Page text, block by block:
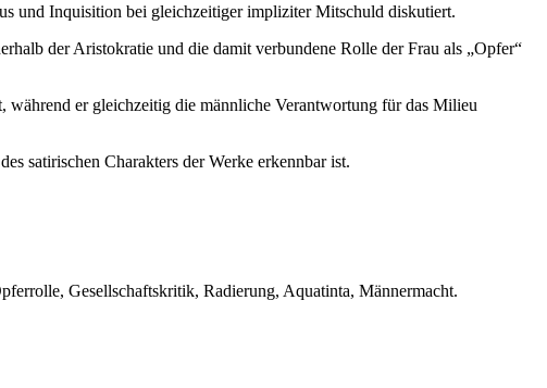
und Inquisition bei gleichzeitiger impliziter Mitschuld diskutiert.
der Aristokratie und die damit verbundene Rolle der Frau als „Opfer“
während er gleichzeitig die männliche Verantwortung für das Milieu
satirischen Charakters der Werke erkennbar ist.
Gesellschaftskritik, Radierung, Aquatinta, Männermacht.